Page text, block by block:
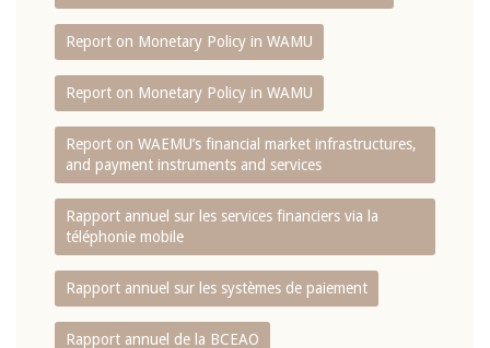
Report on Monetary Policy in WAMU
Report on Monetary Policy in WAMU
Report on WAEMU’s financial market infrastructures,
and payment instruments and services
Rapport annuel sur les services financiers via la
téléphonie mobile
Rapport annuel sur les systèmes de paiement
Rapport annuel de la BCEAO